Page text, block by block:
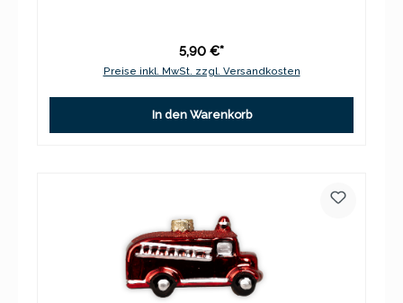
5,90 €*
Preise inkl. MwSt. zzgl. Versandkosten
In den Warenkorb